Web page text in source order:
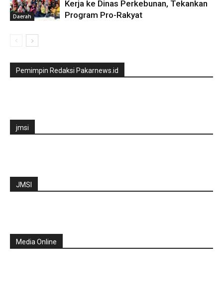
Daerah
Kerja ke Dinas Perkebunan, Tekankan
Program Pro-Rakyat
Pemimpin Redaksi Pakarnews.id
jmsi
JMSI
Media Online